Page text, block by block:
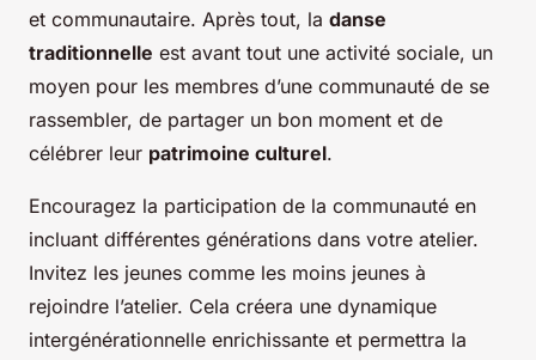
et communautaire. Après tout, la danse
traditionnelle est avant tout une activité sociale, un
moyen pour les membres d’une communauté de se
rassembler, de partager un bon moment et de
célébrer leur patrimoine culturel.
Encouragez la participation de la communauté en
incluant différentes générations dans votre atelier.
Invitez les jeunes comme les moins jeunes à
rejoindre l’atelier. Cela créera une dynamique
intergénérationnelle enrichissante et permettra la